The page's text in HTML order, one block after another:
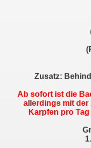
Zusatz:
Ab sofort ist die
allerdings mit
Karpfen pro